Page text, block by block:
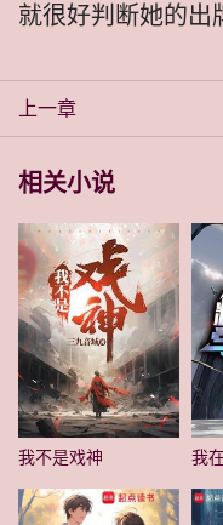
就很好判断她的出
上一章
相关小说
我不是戏神 我